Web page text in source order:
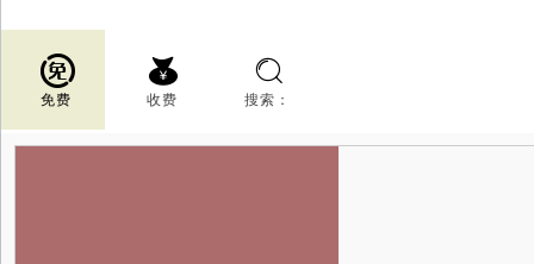
免费 收费 搜索：